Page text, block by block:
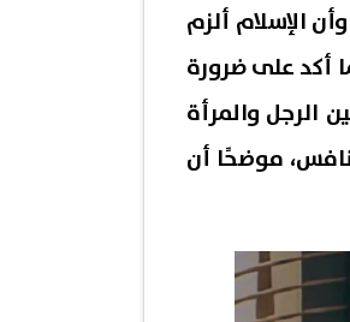
الإسلام ألزم
أكد على ضرورة
الرجل والمرأة
موضحًا أن